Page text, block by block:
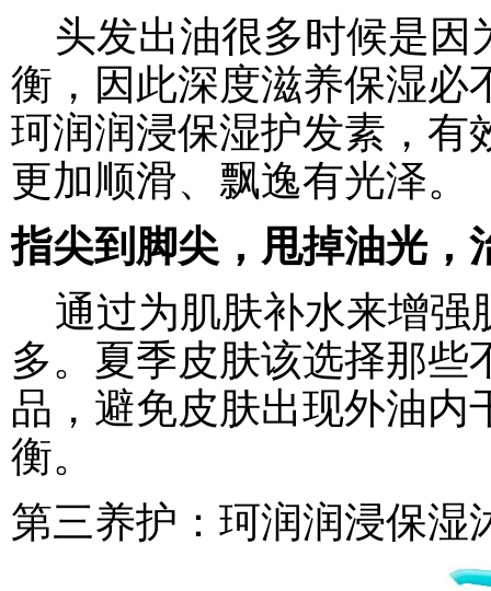
头发出油很多时候是因
衡，因此深度滋养保湿必
珂润润浸保湿护发素，有
更加顺滑、飘逸有光泽。
指尖到脚尖，甩掉油光，
通过为肌肤补水来增强
多。夏季皮肤该选择那些
品，避免皮肤出现外油内
衡。
第三养护：珂润润浸保湿